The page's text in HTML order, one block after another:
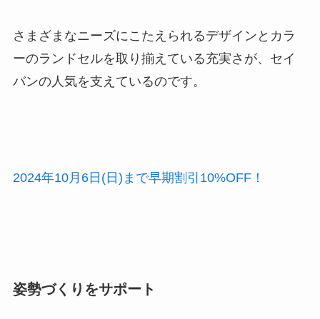
さまざまなニーズにこたえられるデザインとカラ
ーのランドセルを取り揃えている充実さが、セイ
バンの人気を支えているのです。
2024年10月6日(日)まで早期割引10%OFF！
姿勢づくりをサポート